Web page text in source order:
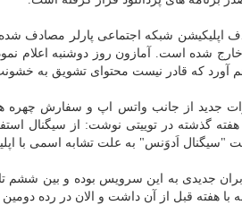
اپلیکیشن شبکه اجتماعی پارلر مصادف
شده است. آمازون روز دوشنبه اعلام
آورد که قادر نیست محتوای تشویق به
جدید از جانب واتس اپ و سفارش چهره
اَدوَنس" به علت تشابه اسمی با